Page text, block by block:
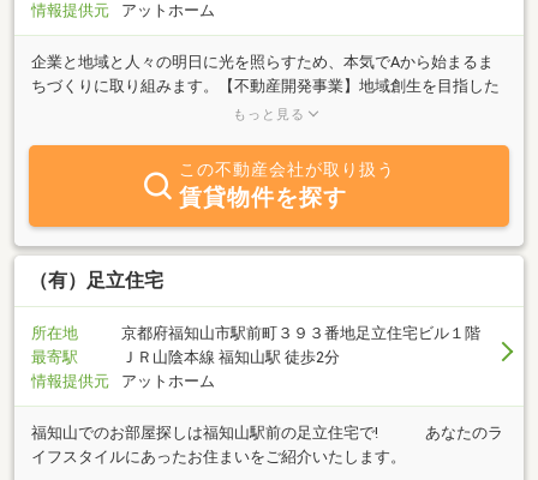
情報提供元
アットホーム
企業と地域と人々の明日に光を照らすため、本気でAから始まるま
ちづくりに取り組みます。【不動産開発事業】地域創生を目指した
不動産開発事業を行っております。自治体と民間企業が協力して事
活かしてエリア開発を行います。【不動産コンサルティング事業】
大規模開発の経験を活かし、商業誘致及び不動産の専門家としてク
ライアントのビジョンや目標の達成に向けて適切な解決策をご提案
します。用地開発や事業拡大、地域創生に関するご相談はお任せく
ださい。【不動産仲介事業】不動産の売買、賃貸の仲介業も行って
おります。お預かりした大切な不動産の「売主と買主」「貸主と借
もっと見る
この不動産会社が取り扱う
賃貸物件を探す
（有）足立住宅
所在地
京都府福知山市駅前町３９３番地足立住宅ビル１階
最寄駅
ＪＲ山陰本線 福知山駅 徒歩2分
情報提供元
アットホーム
福知山でのお部屋探しは福知山駅前の足立住宅で! あなたのラ
イフスタイルにあったお住まいをご紹介いたします。